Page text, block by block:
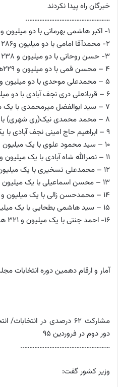
خبرگان راه پیدا نکردند
…………………………………………..
1- اکبر هاشمی بهرمانی با دو میلیون و301 هزار و 492 رای
2- محمدآقا امامی با دو میلیون و286 هزار و 483 رای
3- حسن روحانی با دو میلیون و 238 هزار و 166رای
4 – محسن قمی با دو میلیون و 229هزار و 759 رای
5 – محمدعلی موحدی با دو میلیون و 134 هزار و 963 رای
6 – قربانعلی دری نجف آبادی با دو میلیون و 56 هزار و 427 رای
7 – سید ابوالفضل میرمحمدی با یک میلیون و 962 هزار و 944 رای
8 – محمد محمدی نیک(ری شهری) با یک میلیون و 952 هزار و 563 رای
9 – ابراهیم حاج امینی نجف آبادی با یک میلیون و 904 هزار و 524 رای
10 – سید محمود علوی با یک میلیون و 706 هزار و 855 رای
11 – نصرالله شاه آبادی با یک میلیون و 445 هزار و 142 رای
12 – محمدعلی تسخیری با یک میلیون و 442 هزار و 224 رای
13 – محسن اسماعیلی با یک میلیون و 422 هزار و 935 رای
14 – محمدحسن زالی با یک میلیون و 354 هزار و 756 رای
15 – سید هاشمی بطحایی با یک میلیون و 324هزار و 344 رای
16- احمد جنتی با یک میلیون و 321 هزار و 130 رای
آمار و ارقام دهمین دوره انتخابات
مشارکت ۶۲ درصدی در
دور دوم در فروردین ۹۵
……………………………………………..
وزیر کشور گفت: